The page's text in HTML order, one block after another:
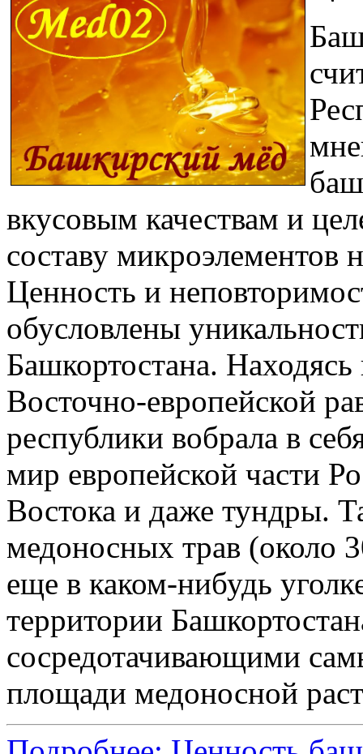
вкусовым качествам и
составу микроэлементов
Ценность и
обусловлены
Башкортостана. Находясь
Восточно-европейской
республики вобрала в
мир европейской части
Востока и даже тундры.
медоносных трав (около
еще в каком-нибудь
территории
сосредотачивающими
площади медоносной